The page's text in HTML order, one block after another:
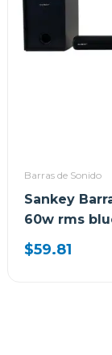
Barras de Sonido
Sankey
60w rms
$59.81